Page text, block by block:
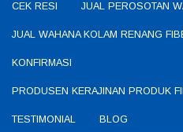
CEK RESI JUAL PEROSOTAN
JUAL WAHANA KOLAM RENANG
KONFIRMASI
PRODUSEN KERAJINAN PRODUK
TESTIMONIAL BLOG